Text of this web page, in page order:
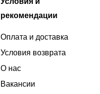
рекомендации
Оплата и доставка
Условия возврата
О нас
Вакансии